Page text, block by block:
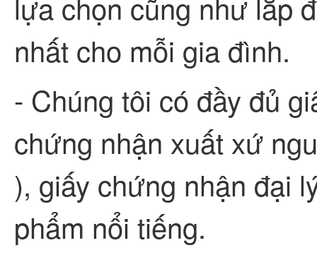
nhất cho mỗi gia đình.
- Chúng tôi có đầy đủ
chứng nhận xuất xứ
), giấy chứng nhận đại
phẩm nổi tiếng.